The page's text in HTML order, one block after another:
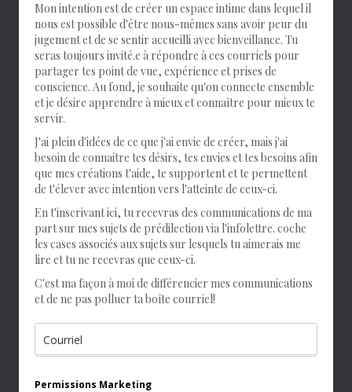
Mon intention est de créer un espace intime dans lequel il
nous est possible d'être nous-mêmes sans avoir peur du
jugement et de se sentir accueilli avec bienveillance. Tu
seras toujours invité.e à répondre à ces courriels pour
partager tes point de vue, expérience et prises de
conscience. Au fond, je souhaite qu'on connecte ensemble
et je désire apprendre à mieux et connaître pour mieux te
servir.
J'ai plein d'idées de ce que j'ai envie de créer, mais j'ai
besoin de connaitre tes désirs, tes envies et tes besoins afin
que mes créations t'aide, te supportent et te permettent
de t'élever avec intention vers l'atteinte de ceux-ci.
En t'inscrivant ici, tu recevras des communications de ma
part sur mes sujets de prédilection via l'infolettre. coche
les cases associés aux sujets sur lesquels tu aimerais me
lire et tu ne recevras que ceux-ci.
C'est ma façon à moi de différencier mes communications
et de ne pas polluer ta boîte courriel!
Permissions Marketing